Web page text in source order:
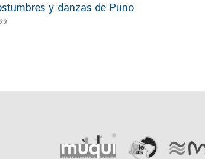
y danzas de Puno